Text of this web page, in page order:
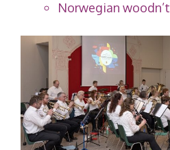
Norwegian woodn’t